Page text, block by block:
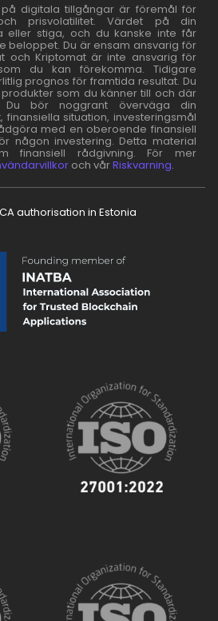
på digitala tillgångar är föremål för
prisvolatilitet. Värdet på din
eller stiga, och du kanske inte får
beloppet. Du är ensam ansvarig för
och Kriptomat är inte ansvarig för
du kan förekomma. Tidigare
prognos för framtida resultat. Du
som du känner till och där
Du bör noggrant överväga din
finansiella situation, investeringsmål
med en oberoende finansiell
någon investering. Detta material
finansiell rådgivning. För mer
och vårRiskvarning.
authorisation in Estonia